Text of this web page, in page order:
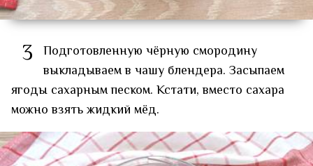
3 Подготовленную чёрную смородину
выкладываем в чашу блендера. Засыпаем
ягоды сахарным песком. Кстати, вместо сахара
можно взять жидкий мёд.